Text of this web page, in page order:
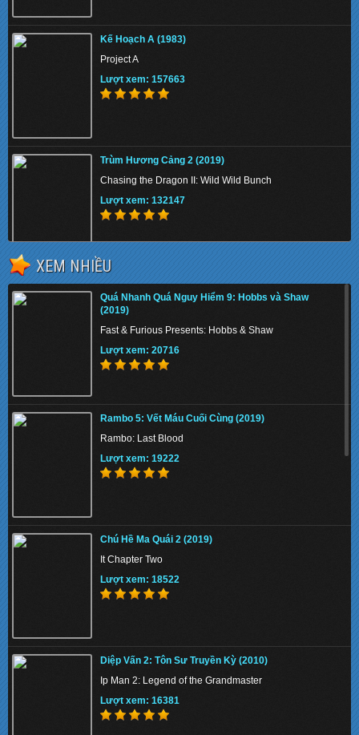
Kế Hoạch A (1983)
Project A
Lượt xem: 157663
Trùm Hương Cảng 2 (2019)
Chasing the Dragon II: Wild Wild Bunch
Lượt xem: 132147
(2019)
Fast & Furious Presents: Hobbs & Shaw
Lượt xem: 20716
Phi Vụ Nữ Quyền (2019)
Miss & Mrs. Cops
Lượt xem: 130187
Tứ Đại Danh Bổ 3 (2014)
The Four 3 / Si Da Ming Bu 3
Lượt xem: 144696
KungFu Mạc Chược 4: Nữ Thần (2019)
Kung Fu Mahjong Goddess
Lượt xem: 139117
XEM NHIỀU
Quá Nhanh Quá Nguy Hiểm 9: Hobbs và Shaw
(2019)
Fast & Furious Presents: Hobbs & Shaw
Lượt xem: 20716
Rambo 5: Vết Máu Cuối Cùng (2019)
Rambo: Last Blood
Lượt xem: 19222
Chú Hề Ma Quái 2 (2019)
It Chapter Two
Lượt xem: 18522
Diệp Vấn 2: Tôn Sư Truyền Kỳ (2010)
Ip Man 2: Legend of the Grandmaster
Lượt xem: 16381